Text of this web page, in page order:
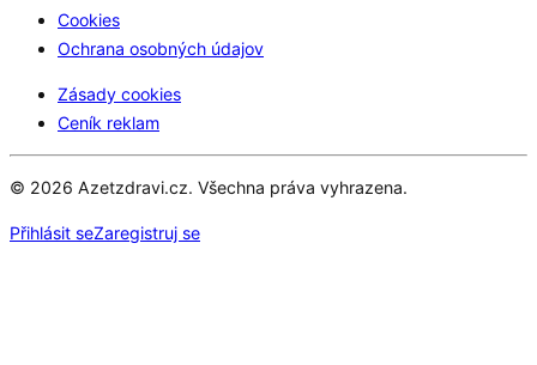
Cookies
Ochrana osobných údajov
Zásady cookies
Ceník reklam
© 2026 Azetzdravi.cz. Všechna práva vyhrazena.
Přihlásit seZaregistruj se